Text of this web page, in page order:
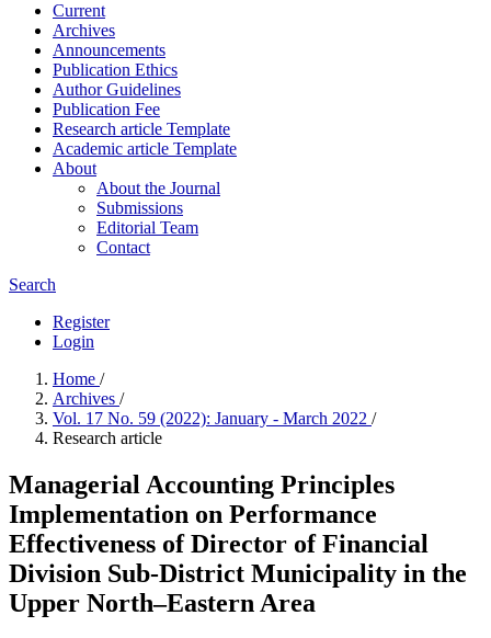
Current
Archives
Announcements
Publication Ethics
Author Guidelines
Publication Fee
Research article Template
Academic article Template
About
About the Journal
Submissions
Editorial Team
Contact
Search
Register
Login
Home /
Archives /
Vol. 17 No. 59 (2022): January - March 2022 /
Research article
Managerial Accounting Principles
Implementation on Performance
Effectiveness of Director of Financial
Division Sub-District Municipality in the
Upper North–Eastern Area